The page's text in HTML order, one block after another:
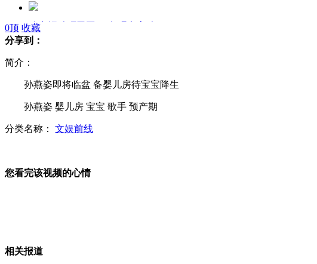
哈市招聘环卫工 29名硕士应聘
苹果iPad mini正式发布
学生爱在网上签到 引来抢手机
女孩北京地铁殴打老人 痛下狠手拳打脚踢
0顶 收藏
分享到：
简介：
孙燕姿即将临盆 备婴儿房待宝宝降生
孙燕姿 婴儿房 宝宝 歌手 预产期
分类名称： 文娱前线
您看完该视频的心情
相关报道